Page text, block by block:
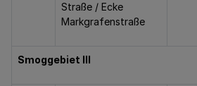
Straße / Ecke
Markgrafenstraße
Smoggebiet III